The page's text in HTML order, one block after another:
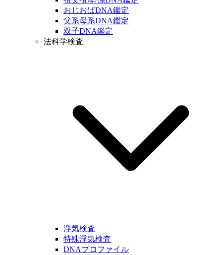
おじおばDNA鑑定
父系母系DNA鑑定
双子DNA鑑定
法科学検査
浮気検査
特殊浮気検査
DNAプロファイル